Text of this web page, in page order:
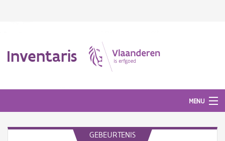
Inventaris
MENU
GEBEURTENIS